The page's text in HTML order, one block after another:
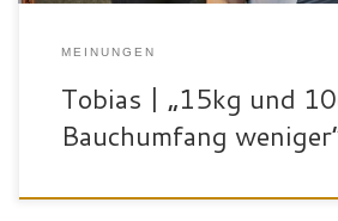
MEINUNGEN
Tobias | „15kg und
Bauchumfang